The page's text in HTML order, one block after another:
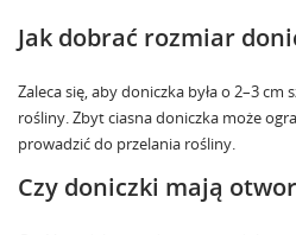
Jak dobrać rozmiar
Zaleca się, aby doniczka była o 2–3 cm
rośliny. Zbyt ciasna doniczka może
prowadzić do przelania rośliny.
Czy doniczki mają